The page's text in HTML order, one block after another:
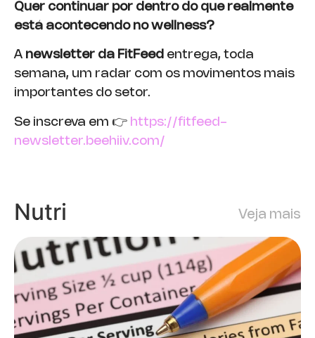
Quer continuar por dentro do que realmente
está acontecendo no wellness?
A newsletter da FitFeed entrega, toda
semana, um radar com os movimentos mais
importantes do setor.
Se inscreva em 👉 https://fitfeed-
newsletter.beehiiv.com/
Nutri Veja mais